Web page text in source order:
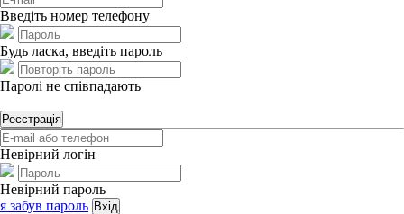
Введіть номер телефону
Будь ласка, введіть пароль
Паролі не співпадають
Реєстрація
Невірний логін
Невірний пароль
я забув пароль Вхід